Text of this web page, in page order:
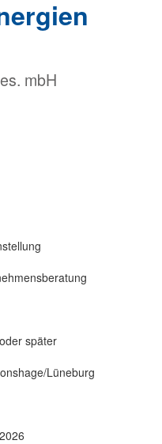
mbH
später
Lüneburg